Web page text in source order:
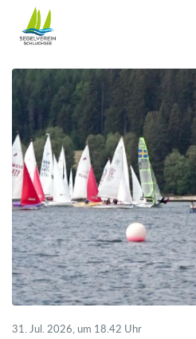
31. Jul. 2026, um 18.42 Uhr